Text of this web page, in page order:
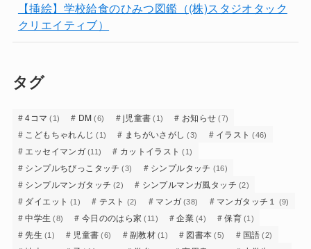
【挿絵】学校給食のひみつ図鑑（(株)スタジオタック
クリエイティブ）
タグ
4コマ (1) DM (6) j児童書 (1) お知らせ (7)
こどもちゃれんじ (1) まちがいさがし (3) イラスト (46)
エッセイマンガ (11) カットイラスト (1)
シンプルちびっこタッチ (3) シンプルタッチ (16)
シンプルマンガタッチ (2) シンプルマンガ風タッチ (2)
ダイエット (1) テスト (2) マンガ (38) マンガタッチ１ (9)
中学生 (8) 今日ののはら家 (11) 企業 (4) 保育 (1)
先生 (1) 児童書 (6) 副教材 (1) 図書本 (5) 国語 (2)